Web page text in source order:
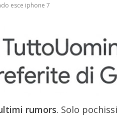
esce iphone 7
rumors. Solo